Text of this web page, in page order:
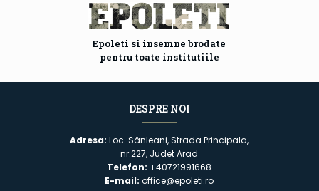
Epoleti si insemne brodate
pentru toate institutiile
DESPRE NOI
Adresa:Loc. Sânleani, Strada Principala,
nr.227, Judet Arad
Telefon: +40721991668
E-mail: office@epoleti.ro